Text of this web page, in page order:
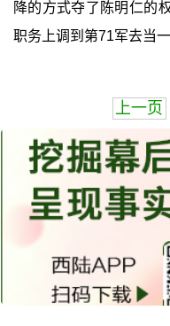
降的方式夺了陈明仁的
职务上调到第71军去当一
上一页